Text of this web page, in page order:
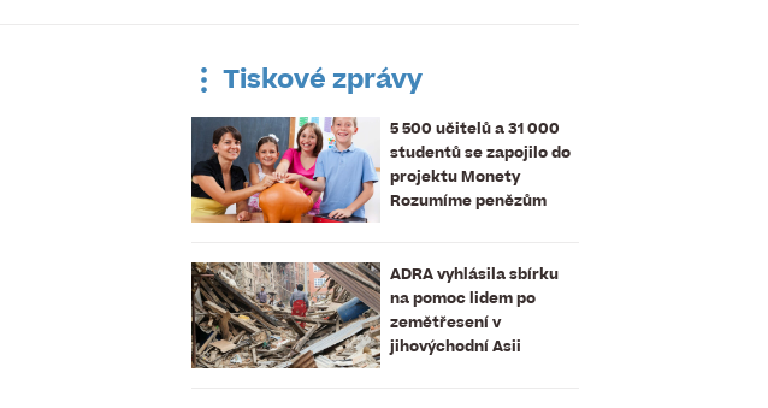
Tiskové zprávy
5 500 učitelů a 31 000
studentů se zapojilo do
projektu Monety
Rozumíme penězům
ADRA vyhlásila sbírku
na pomoc lidem po
zemětřesení v
jihovýchodní Asii